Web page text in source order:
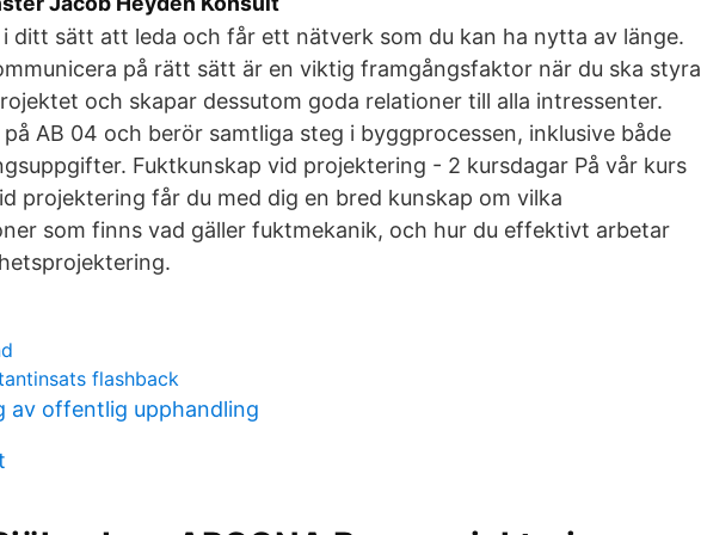
i ditt sätt att leda och får ett nätverk som du kan ha nytta av länge.
på rätt sätt är en viktig framgångsfaktor när du ska styra
och skapar dessutom goda relationer till alla intressenter.
AB 04 och berör samtliga steg i byggprocessen, inklusive både
Fuktkunskap vid projektering - 2 kursdagar På vår kurs
projektering får du med dig en bred kunskap om vilka
som finns vad gäller fuktmekanik, och hur du effektivt arbetar
flashback
av offentlig upphandling